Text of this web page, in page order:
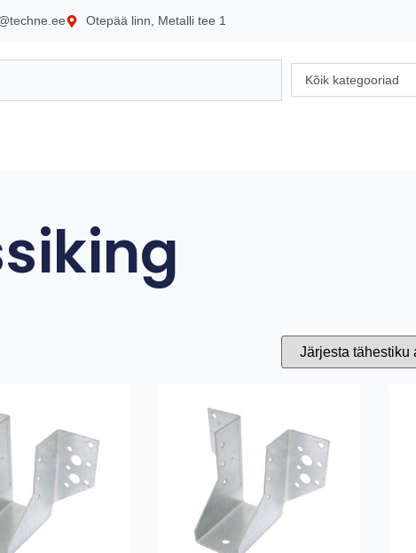
Otepää linn, Metalli tee 1
Kõik kategooriad